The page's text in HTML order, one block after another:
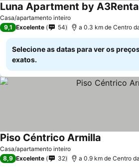
Casa/apartamento inteiro
Luna Apartment by
9,1 Excelente 54 a 0.3 km de Centro
Selecione as datas para ver os
exatos.
Casa/apartamento inteiro
Piso Céntrico Armilla
8,9 Excelente 32 a 0.9 km de Centro